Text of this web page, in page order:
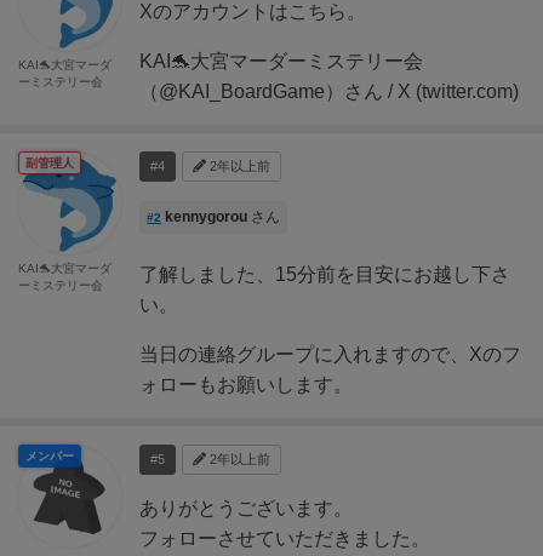
Xのアカウントはこちら。
KAI🐬大宮マーダーミステリー会
（@KAI_BoardGame）さん / X (twitter.com)
KAI🐬大宮マーダ
ーミステリー会
#4 2年以上前
#2 kennygorou さん
了解しました、15分前を目安にお越し下さ
い。
当日の連絡グループに入れますので、Xのフ
ォローもお願いします。
副管理人
KAI🐬大宮マーダ
ーミステリー会
#5 2年以上前
ありがとうございます。
フォローさせていただきました。
メンバー